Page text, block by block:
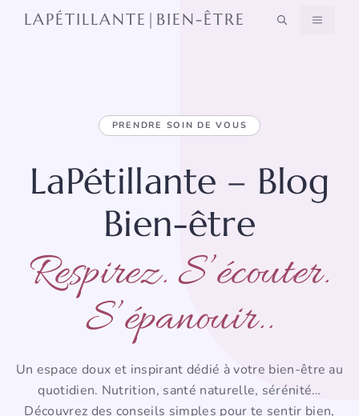
LAPÉTILLANTE|BIEN-ÊTRE MENU
PRENDRE SOIN DE VOUS
LaPétillante – Blog
Bien-être
Respirez. S’écouter.
S’épanouir..
Un espace doux et inspirant dédié à votre bien-être au
quotidien. Nutrition, santé naturelle, sérénité…
Découvrez des conseils simples pour te sentir bien,